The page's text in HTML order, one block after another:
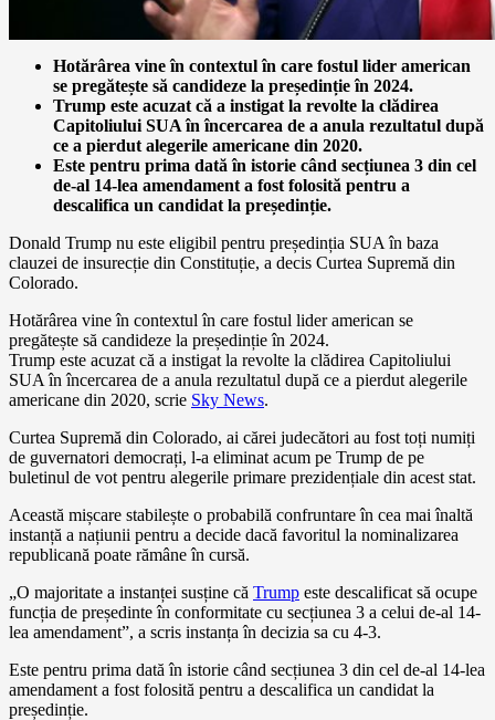
Hotărârea vine în contextul în care fostul lider american
se pregătește să candideze la președinție în 2024.
Trump este acuzat că a instigat la revolte la clădirea
Capitoliului SUA în încercarea de a anula rezultatul după
ce a pierdut alegerile americane din 2020.
Este pentru prima dată în istorie când secțiunea 3 din cel
de-al 14-lea amendament a fost folosită pentru a
descalifica un candidat la președinție.
Donald Trump nu este eligibil pentru președinția SUA în baza
clauzei de insurecție din Constituție, a decis Curtea Supremă din
Colorado.
Hotărârea vine în contextul în care fostul lider american se
pregătește să candideze la președinție în 2024.
Trump este acuzat că a instigat la revolte la clădirea Capitoliului
SUA în încercarea de a anula rezultatul după ce a pierdut alegerile
americane din 2020, scrie Sky News.
Curtea Supremă din Colorado, ai cărei judecători au fost toți numiți
de guvernatori democrați, l-a eliminat acum pe Trump de pe
buletinul de vot pentru alegerile primare prezidențiale din acest stat.
Această mișcare stabilește o probabilă confruntare în cea mai înaltă
instanță a națiunii pentru a decide dacă favoritul la nominalizarea
republicană poate rămâne în cursă.
„O majoritate a instanței susține că Trump este descalificat să ocupe
funcția de președinte în conformitate cu secțiunea 3 a celui de-al 14-
lea amendament”, a scris instanța în decizia sa cu 4-3.
Este pentru prima dată în istorie când secțiunea 3 din cel de-al 14-lea
amendament a fost folosită pentru a descalifica un candidat la
președinție.